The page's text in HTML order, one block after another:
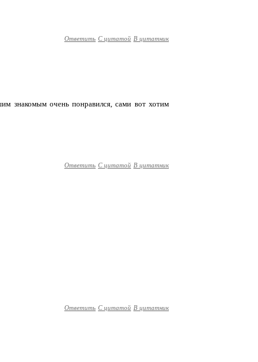
Ответить С цитатой В цитатник
знакомым очень понравился, сами вот хотим
Ответить С цитатой В цитатник
Ответить С цитатой В цитатник